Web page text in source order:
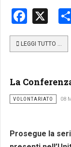
LEGGI TUTTO …
La
VOLONTARIATO 08
Prosegue la